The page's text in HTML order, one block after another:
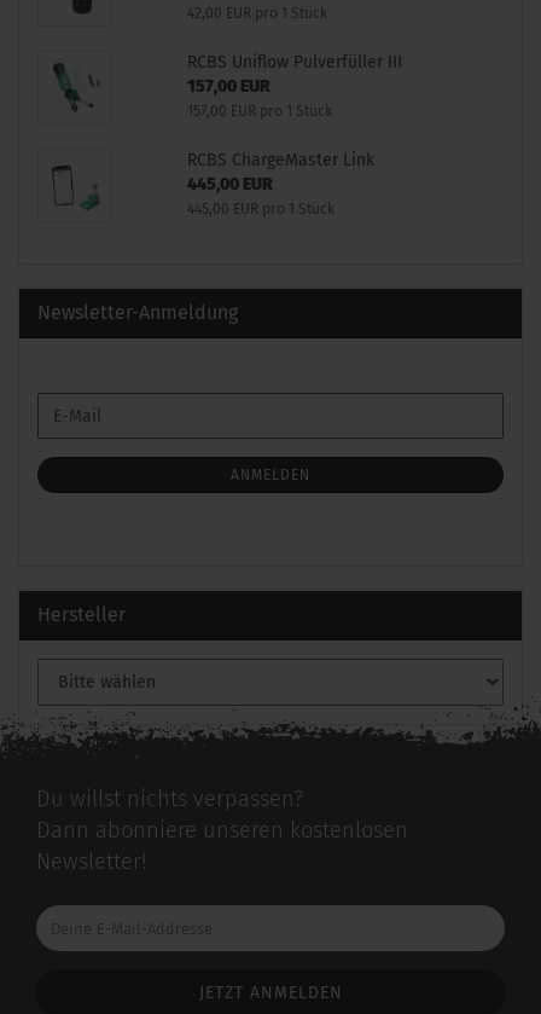
42,00 EUR pro 1 Stück
RCBS Uniflow Pulverfüller III
157,00 EUR
157,00 EUR pro 1 Stück
RCBS ChargeMaster Link
445,00 EUR
445,00 EUR pro 1 Stück
Newsletter-Anmeldung
ZUR
ANMELDUNG
E-
Mail
ANMELDEN
Hersteller
Du willst nichts verpassen?
Dann abonniere unseren kostenlosen
Newsletter!
Deine
E-